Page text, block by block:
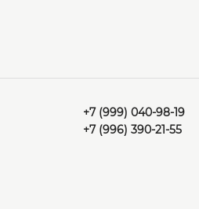
+7 (999) 040-98-19
+7 (996) 390-21-55